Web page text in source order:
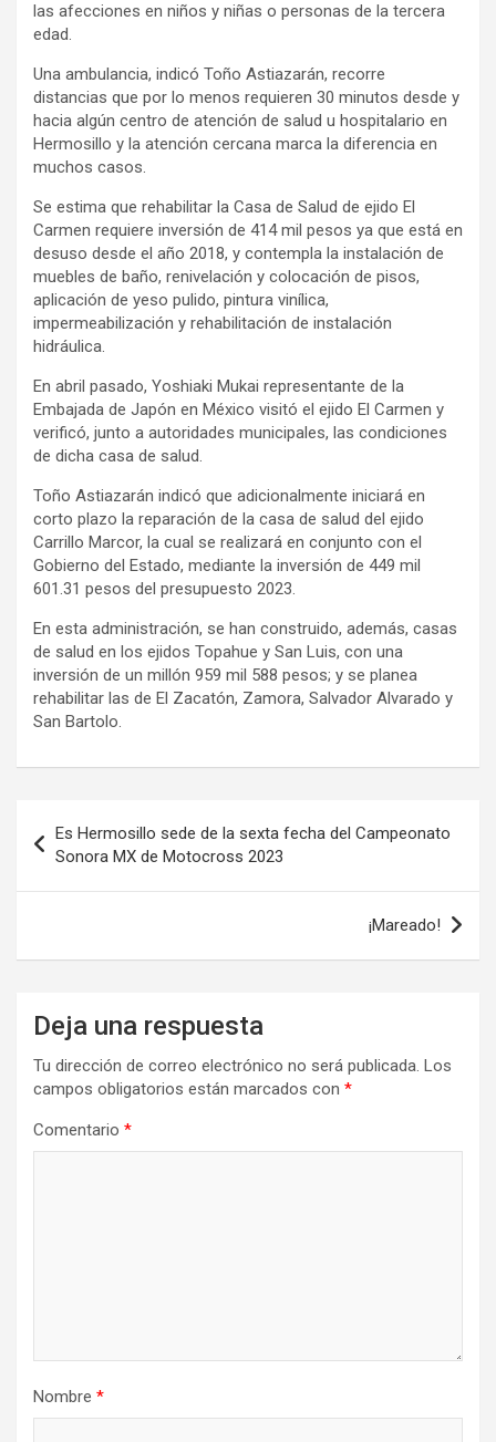
las afecciones en niños y niñas o personas de la tercera
edad.
Una ambulancia, indicó Toño Astiazarán, recorre
distancias que por lo menos requieren 30 minutos desde y
hacia algún centro de atención de salud u hospitalario en
Hermosillo y la atención cercana marca la diferencia en
muchos casos.
Se estima que rehabilitar la Casa de Salud de ejido El
Carmen requiere inversión de 414 mil pesos ya que está en
desuso desde el año 2018, y contempla la instalación de
muebles de baño, renivelación y colocación de pisos,
aplicación de yeso pulido, pintura vinílica,
impermeabilización y rehabilitación de instalación
hidráulica.
En abril pasado, Yoshiaki Mukai representante de la
Embajada de Japón en México visitó el ejido El Carmen y
verificó, junto a autoridades municipales, las condiciones
de dicha casa de salud.
Toño Astiazarán indicó que adicionalmente iniciará en
corto plazo la reparación de la casa de salud del ejido
Carrillo Marcor, la cual se realizará en conjunto con el
Gobierno del Estado, mediante la inversión de 449 mil
601.31 pesos del presupuesto 2023.
En esta administración, se han construido, además, casas
de salud en los ejidos Topahue y San Luis, con una
inversión de un millón 959 mil 588 pesos; y se planea
rehabilitar las de El Zacatón, Zamora, Salvador Alvarado y
San Bartolo.
de
entradas
Es Hermosillo sede de la sexta fecha del Campeonato
Sonora MX de Motocross 2023
¡Mareado!
Deja una respuesta
Tu dirección de correo electrónico no será publicada. Los
campos obligatorios están marcados con *
Comentario *
Nombre *